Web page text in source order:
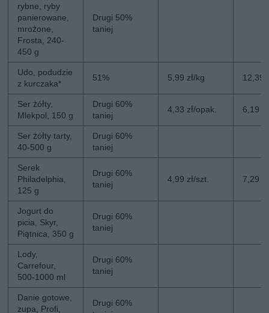
rybne, ryby
panierowane,
mrożone,
Frosta, 240-
450 g
Drugi 50%
taniej
Udo, podudzie
z kurczaka*
51% 5,99 zł/kg 12,39
Ser żółty,
Mlekpol, 150 g
Drugi 60%
taniej
4,33 zł/opak. 6,19
Ser żółty tarty,
40-500 g
Drugi 60%
taniej
Serek
Philadelphia,
125 g
Drugi 60%
taniej
4,99 zł/szt. 7,29
Jogurt do
picia, Skyr,
Piątnica, 350 g
Drugi 60%
taniej
Lody,
Carrefour,
500-1000 ml
Drugi 60%
taniej
Danie gotowe,
zupa, Profi,
Drugi 60%